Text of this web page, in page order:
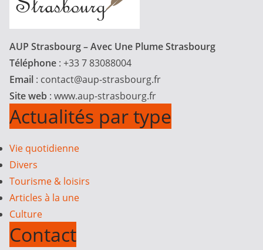
AUP Strasbourg – Avec Une Plume Strasbourg
Téléphone : +33 7 83088004
Email : contact@aup-strasbourg.fr
Site web : www.aup-strasbourg.fr
Actualités par type
Vie quotidienne
Divers
Tourisme & loisirs
Articles à la une
Culture
Contact